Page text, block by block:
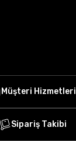
Müşteri Hizmetleri
Sipariş Takibi